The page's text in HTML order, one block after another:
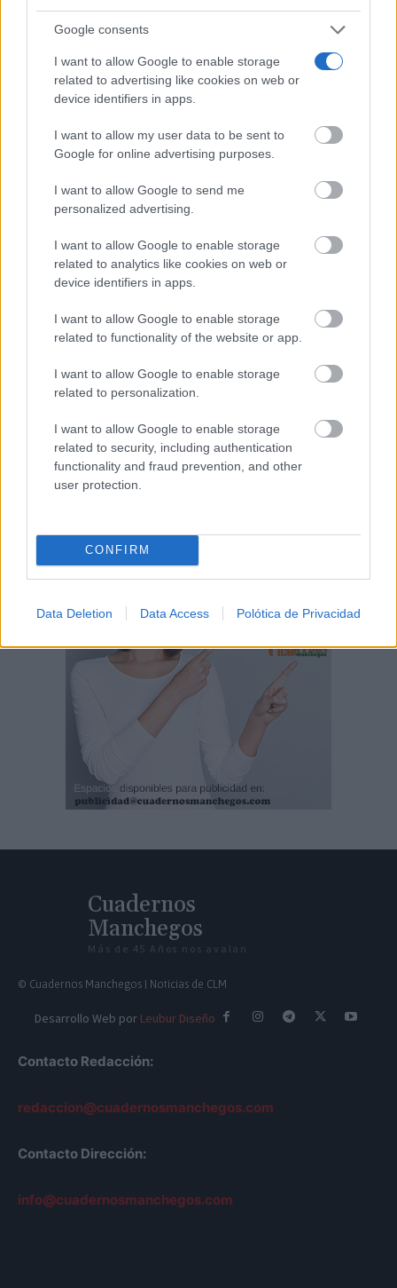
Google consents
I want to allow Google to enable storage
related to advertising like cookies on web or
device identifiers in apps.
I want to allow my user data to be sent to
Google for online advertising purposes.
I want to allow Google to send me
personalized advertising.
I want to allow Google to enable storage
related to analytics like cookies on web or
device identifiers in apps.
I want to allow Google to enable storage
related to functionality of the website or app.
I want to allow Google to enable storage
related to personalization.
I want to allow Google to enable storage
related to security, including authentication
functionality and fraud prevention, and other
user protection.
CONFIRM
Data Deletion Data Access Polótica de Privacidad
Cruz Roja impulsa en Tomelloso
un curso de ayudante de cocina
para abrir nuevas puertas al
empleo
de los tractoristas en Tomelloso
los días 15 y 16 de agosto
10/08/2026
Jorge Jaramillo y Bar Avenida,
10/08/2026
Hernández exige a Page que deje
dote a su hospital de una UCI
10/08/2026
Cuadernos
Manchegos
Más de 45 Años nos avalan
© Cuadernos Manchegos | Noticias de CLM
Desarrollo Web por Leubur Diseño
Contacto Redacción:
redaccion@cuadernosmanchegos.com
Contacto Dirección:
info@cuadernosmanchegos.com